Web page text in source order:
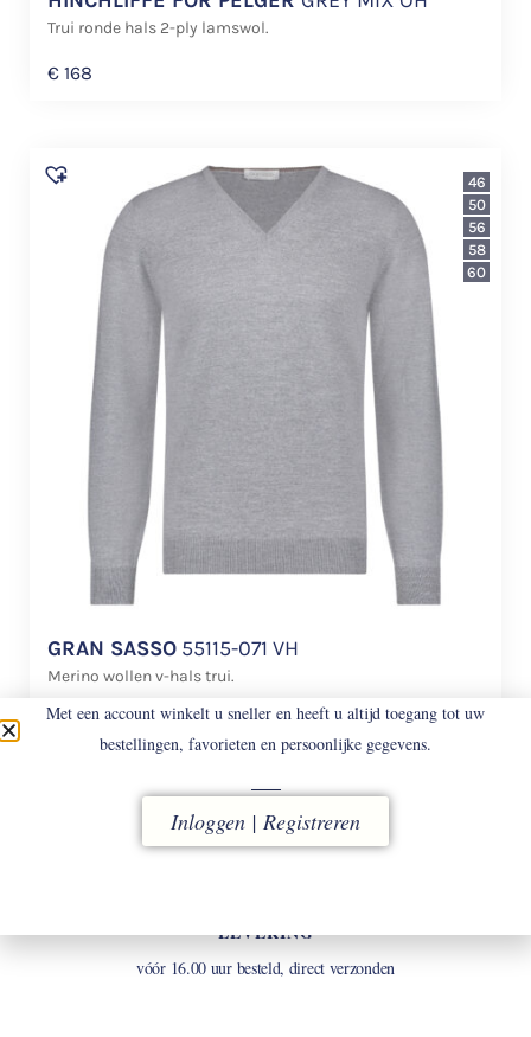
Trui ronde hals 2-ply lamswol.
€ 168
GRAN SASSO 55115-071 VH
Merino wollen v-hals trui.
€158
46
50
56
58
60
LEVERING
vóór 16.00 uur besteld, direct verzonden
Met een account winkelt u sneller en heeft u altijd toegang tot uw
bestellingen, favorieten en persoonlijke gegevens.
Inloggen | Registreren